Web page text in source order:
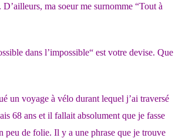
D’ailleurs, ma soeur me surnomme “Tout à
dans l’impossible“ est votre devise. Que
un voyage à vélo durant lequel j’ai traversé
68 ans et il fallait absolument que je fasse
peu de folie. Il y a une phrase que je trouve